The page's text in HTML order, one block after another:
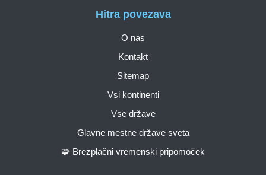
Hitra povezava
O nas
Kontakt
Sitemap
Vsi kontinenti
Vse države
Glavne mestne države sveta
🧩 Brezplačni vremenski pripomoček